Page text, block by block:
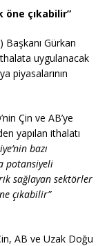
çıkabilir”
Başkanı Gürkan
ithalata uygulanacak
piyasalarının
Çin ve AB’ye
yapılan ithalatı
bazı
potansiyeli
sağlayan sektörler
çıkabilir”
AB ve Uzak Doğu